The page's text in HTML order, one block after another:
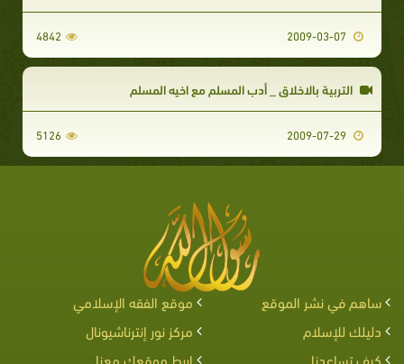
4842
التربية بالاخلاق _ أدب المسلم مع اخيه المسلم
5126
ساهم في نشر الموقع
موقع الفقه الإسلامي
دليلك للإسلام
مركز نور إنترناشيونال
كيف تساعدنا
اربط موقعك معنا